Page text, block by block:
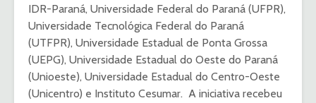
IDR-Paraná, Universidade Federal do Paraná (UFPR),
Universidade Tecnológica Federal do Paraná
(UTFPR), Universidade Estadual de Ponta Grossa
(UEPG), Universidade Estadual do Oeste do Paraná
(Unioeste), Universidade Estadual do Centro-Oeste
(Unicentro) e Instituto Cesumar. A iniciativa recebeu